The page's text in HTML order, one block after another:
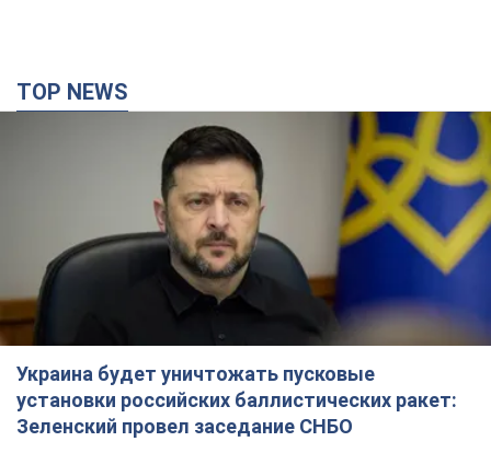
TOP NEWS
Украина будет уничтожать пусковые
установки российских баллистических ракет:
Зеленский провел заседание СНБО